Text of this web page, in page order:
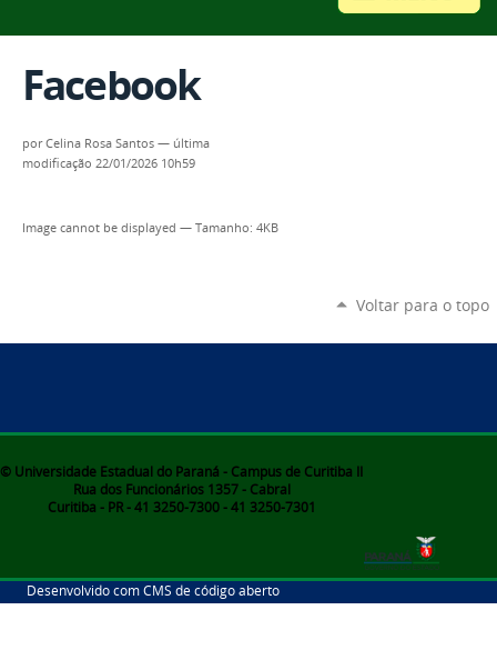
Facebook
porCelina Rosa Santos — última
modificação 22/01/2026 10h59
Image cannot be displayed — Tamanho: 4KB
Voltar para o topo
© Universidade Estadual do Paraná - Campus de Curitiba II
Rua dos Funcionários 1357 - Cabral
Curitiba - PR - 41 3250-7300 - 41 3250-7301
Desenvolvido com CMS de código aberto